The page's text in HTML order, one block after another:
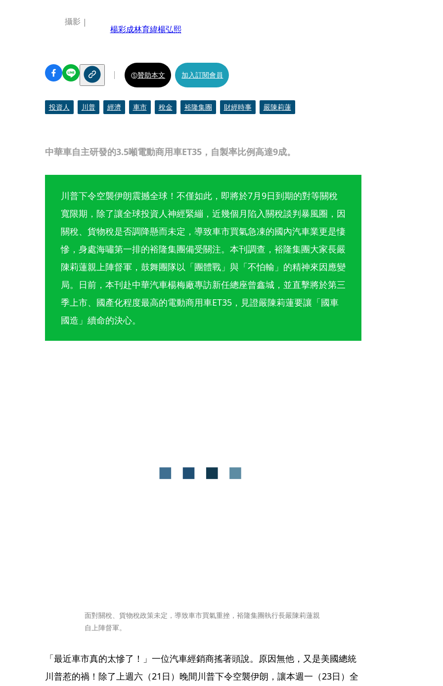
中華車自主研發的3.5噸電動商用車ET35，自製率比例高達9成。
攝影
楊彩成林育緯楊弘熙
贊助本文 加入訂閱會員
投資人 川普 經濟 車市 稅金 裕隆集團 財經時事 嚴陳莉蓮
川普下令空襲伊朗震撼全球！不僅如此，即將於7月9日到期的對等關稅
寬限期，除了讓全球投資人神經緊繃，近幾個月陷入關稅談判暴風圈，因
關稅、貨物稅是否調降懸而未定，導致車市買氣急凍的國內汽車業更是悽
慘，身處海嘯第一排的裕隆集團備受關注。本刊調查，裕隆集團大家長嚴
陳莉蓮親上陣督軍，鼓舞團隊以「團體戰」與「不怕輸」的精神來因應變
局。日前，本刊赴中華汽車楊梅廠專訪新任總座曾鑫城，並直擊將於第三
季上市、國產化程度最高的電動商用車ET35，見證嚴陳莉蓮要讓「國車
國造」續命的決心。
面對關稅、貨物稅政策未定，導致車市買氣重挫，裕隆集團執行長嚴陳莉蓮親
自上陣督軍。
「最近車市真的太慘了！」一位汽車經銷商搖著頭說。原因無他，又是美國總統
川普惹的禍！除了上週六（21日）晚間川普下令空襲伊朗，讓本週一（23日）全